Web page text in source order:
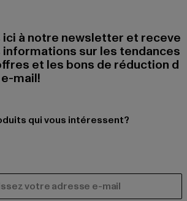
à notre newsletter et receve
informations sur les tendances
et les bons de réduction d
mail!
qui vous intéressent?